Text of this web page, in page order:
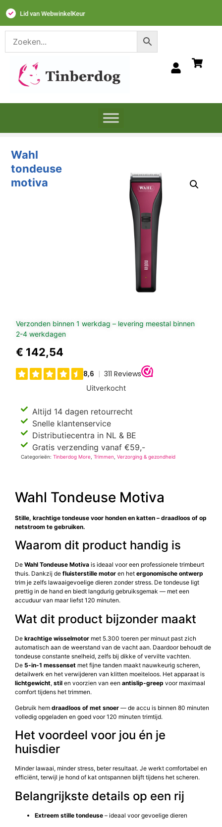
Lid van WebwinkelKeur
Wahl
tondeuse
motiva
Verzonden binnen 1 werkdag – levering meestal binnen
2-4 werkdagen
€ 142,54
Uitverkocht
Altijd 14 dagen retourrecht
Snelle klantenservice
Distributiecentra in NL & BE
Gratis verzending vanaf €59,-
Categorieën:Tinberdog More ,Trimmen ,Verzorging & gezondheid
Wahl Tondeuse Motiva
Stille, krachtige tondeuse voor honden en katten – draadloos of op
netstroom te gebruiken.
Waarom dit product handig is
De Wahl Tondeuse Motiva is ideaal voor een professionele trimbeurt
thuis. Dankzij de fluisterstille motor en het ergonomische ontwerp
trim je zelfs lawaaigevoelige dieren zonder stress. De tondeuse ligt
prettig in de hand en biedt langdurig gebruiksgemak — met een
accuduur van maar liefst 120 minuten.
Wat dit product bijzonder maakt
De krachtige wisselmotor met 5.300 toeren per minuut past zich
automatisch aan de weerstand van de vacht aan. Daardoor behoudt de
tondeuse constante snelheid, zelfs bij dikke of vervilte vachten.
De 5-in-1 messenset met fijne tanden maakt nauwkeurig scheren,
detailwerk en het verwijderen van klitten moeiteloos. Het apparaat is
lichtgewicht, stil en voorzien van een antislip-greep voor maximaal
comfort tijdens het trimmen.
Gebruik hem draadloos of met snoer — de accu is binnen 80 minuten
volledig opgeladen en goed voor 120 minuten trimtijd.
Het voordeel voor jou én je
huisdier
Minder lawaai, minder stress, beter resultaat. Je werkt comfortabel en
efficiënt, terwijl je hond of kat ontspannen blijft tijdens het scheren.
Belangrijkste details op een rij
Extreem stille tondeuse – ideaal voor gevoelige dieren